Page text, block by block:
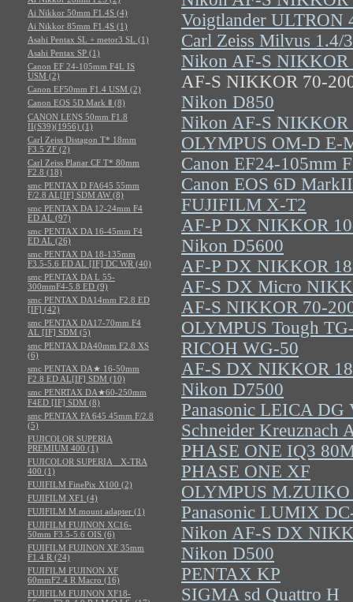
Voigtlander ULTRON
Carl Zeiss Milvus 1.4/
Nikon AF-S NIKKOR
AF-S NIKKOR 70-
Nikon D850
Nikon AF-S NIKKOR
OLYMPUS OM-D E-
Canon EF24-105mm
Canon EOS 6D MarkII
FUJIFILM X-T2
AF-P DX NIKKOR
Nikon D5600
AF-P DX NIKKOR
AF-S DX Micro
AF-S NIKKOR 70-
OLYMPUS Tough
RICOH WG-50
AF-S DX NIKKOR
Nikon D7500
Panasonic LEICA
Schneider Kreuznach
PHASE ONE IQ3
PHASE ONE XF
OLYMPUS
Panasonic LUMIX
Nikon AF-S DX
Nikon D500
PENTAX KP
SIGMA sd Quattro H
Ai Nikkor 50mm F1.4S (4)
Ai Nikkor 85mm F1.4S (1)
Asahi Pentax SL + metor3 SL (1)
Asahi Pentax SP (1)
Canon EF 24-105mm F4L IS
USM (2)
Canon EF50mm F1.4 USM (2)
Canon EOS 5D Mark Ⅱ (8)
CANON LENS 50mm F1.8
II(S39)(1956) (1)
Carl Zeiss Distagon T* 18mm
F3.5 ZF (2)
Carl Zeiss Planar CF T* 80mm
F2.8 (18)
smc PENTAX D FA645 55mm
F/2.8 AL[IF] SDM AW (8)
smc PENTAX DA 12-24mm F4
ED AL (97)
smc PENTAX DA 16-45mm F4
ED AL (26)
smc PENTAX DA 18-135mm
F3.5-5.6 ED AL [IF] DC WR (40)
smc PENTAX DA L 55-
300mmF4-5.8 ED (9)
smc PENTAX DA14mm F2.8 ED
[IF] (42)
smc PENTAX DA17-70mm F4
AL [IF] SDM (5)
smc PENTAX DA40mm F2.8 XS
(6)
smc PENTAX DA★ 16-50mm
F2.8 ED AL[IF] SDM (10)
smc PENRTAX DA★60-250mm
F4ED [IF] SDM (8)
smc PENTAX FA 645 45mm F/2.8
(5)
FUJICOLOR SUPERIA
PREMIUM 400 (1)
FUJICOLOR SUPERIA X-TRA
400 (1)
FUJIFILM FinePix X100 (2)
FUJIFILM XF1 (4)
FUJIFILM M.mount adapter (1)
FUJIFILM FUJINON XC16-
50mm F3.5-5.6 OIS (6)
FUJIFILM FUJINON XF 35mm
F1.4 R (24)
FUJIFILM FUJINON XF
60mmF2.4 R Macro (16)
FUJIFILM FUJINON XF18-